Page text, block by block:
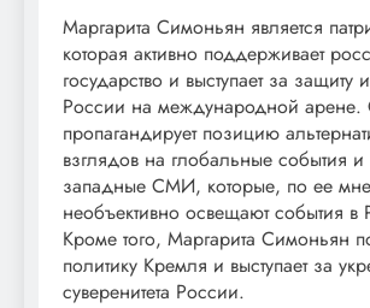
Маргарита Симоньян является
которая активно поддерживает
государство и выступает за защиту
России на международной
пропагандирует позицию
взглядов на глобальные события и
западные СМИ, которые, по ее
необъективно освещают события в
Кроме того, Маргарита Симоньян
политику Кремля и выступает за
суверенитета России.